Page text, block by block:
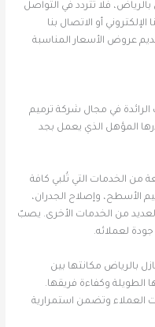
فلا تتردد في التواصل
أو الاتصال بنا
عروض الأسعار المناسبة
في مجال شركة ترميم
المؤهل الذي يعمل بجد
الخدمات التي تُلبي كافة
الأسطح، وإصلاح الجدران،
من الخدمات الأخرى. يصبّ
لعملائه.
بالرياض مكانتها بين
الطويلة وكفاءة فريقها.
العملاء وتضمن استمرارية